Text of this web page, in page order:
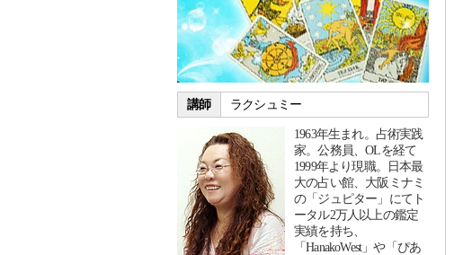
講師 ラクシュミー
1963年生まれ。占術実践
家。公務員、OLを経て
1999年より現職。日本最
大の占い館、大阪ミナミ
の「ジュピター」にてト
ータル2万人以上の鑑定
実績を持ち、
「HanakoWest」や「ぴあ